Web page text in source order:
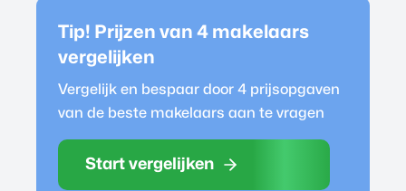
Tip! Prijzen van 4 makelaars
vergelijken
Vergelijk en bespaar door 4 prijsopgaven
van de beste makelaars aan te vragen
Start vergelijken